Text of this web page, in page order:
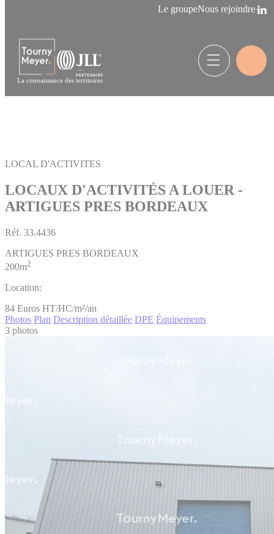
Le groupeNous rejoindre
La connaissance des territoires
LOCAL D'ACTIVITES
LOCAUX D'ACTIVITÉS A LOUER -
ARTIGUES PRES BORDEAUX
Réf. 33.4436
ARTIGUES PRES BORDEAUX
200m2
Location:
84 Euros HT/HC/m²/an
Photos Plan Description détaillée DPE Équipements
3 photos